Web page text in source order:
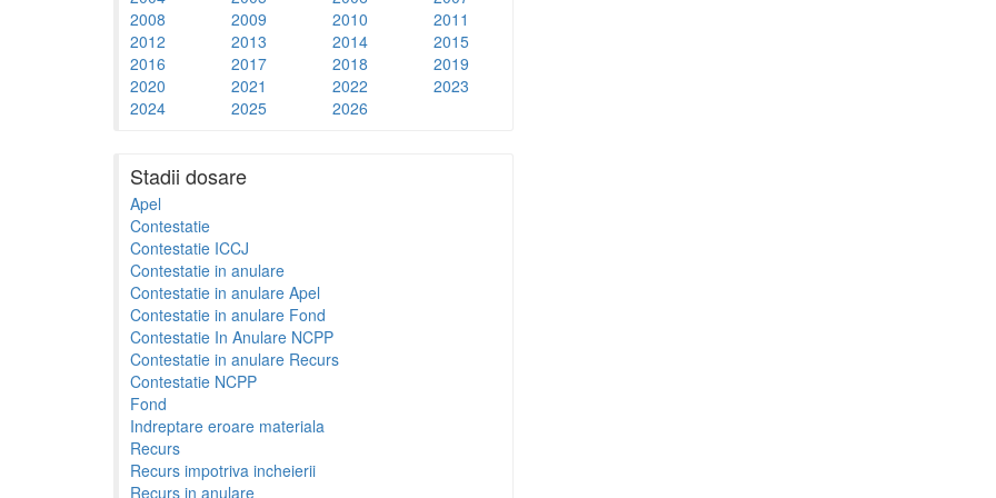
2008
2009 2010
2011
2012
2013 2014
2015
2016
2017 2018
2019
2020
2021 2022
2023
2024
2025 2026
Stadii dosare
Apel
Contestatie
Contestatie ICCJ
Contestatie in anulare
Contestatie in anulare Apel
Contestatie in anulare Fond
Contestatie In Anulare NCPP
Contestatie in anulare Recurs
Contestatie NCPP
Fond
Indreptare eroare materiala
Recurs
Recurs impotriva incheierii
Recurs in anulare